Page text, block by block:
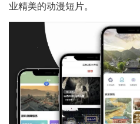
业精美的动漫短片。